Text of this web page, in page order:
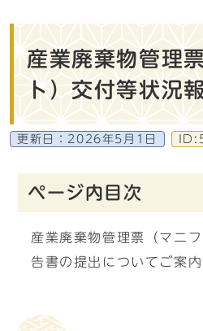
産業廃棄物管理
ト）交付等状況
更新日： 2026年5月1日
ページ内目次
産業廃棄物管理票（マニ
告書の提出についてご案内